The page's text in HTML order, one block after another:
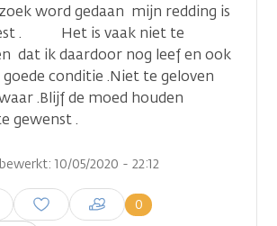
word gedaan mijn redding is
. Het is vaak niet te
dat ik daardoor nog leef en ook
goede conditie .Niet te geloven
.Blijf de moed houden
gewenst .
10/05/2020 - 22:12
0
om een reactie te